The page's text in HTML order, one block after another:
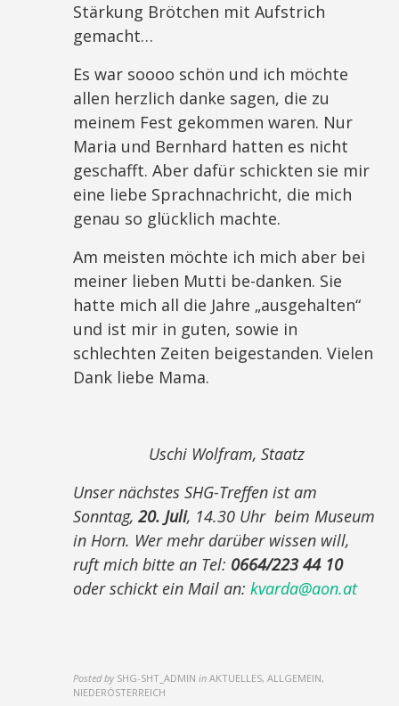
Stärkung Brötchen mit Aufstrich
gemacht…
Es war soooo schön und ich möchte
allen herzlich danke sagen, die zu
meinem Fest gekommen waren. Nur
Maria und Bernhard hatten es nicht
geschafft. Aber dafür schickten sie mir
eine liebe Sprachnachricht, die mich
genau so glücklich machte.
Am meisten möchte ich mich aber bei
meiner lieben Mutti be-danken. Sie
hatte mich all die Jahre „ausgehalten“
und ist mir in guten, sowie in
schlechten Zeiten beigestanden. Vielen
Dank liebe Mama.
Uschi Wolfram, Staatz
Unser nächstes SHG-Treffen ist am
Sonntag,20. Juli, 14.30 Uhr beim Museum
in Horn. Wer mehr darüber wissen will,
ruft mich bitte an Tel: 0664/223 44 10
oder schickt ein Mail an:kvarda@aon.at
Posted by SHG-SHT_ADMIN in AKTUELLES, ALLGEMEIN,
NIEDERÖSTERREICH